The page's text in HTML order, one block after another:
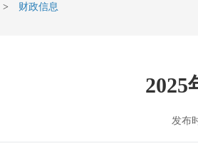
> 财政信息
2025
发布